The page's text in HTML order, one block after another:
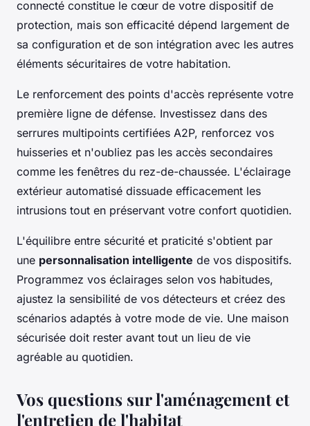
connecté constitue le cœur de votre dispositif de
protection, mais son efficacité dépend largement de
sa configuration et de son intégration avec les autres
éléments sécuritaires de votre habitation.
Le renforcement des points d'accès représente votre
première ligne de défense. Investissez dans des
serrures multipoints certifiées A2P, renforcez vos
huisseries et n'oubliez pas les accès secondaires
comme les fenêtres du rez-de-chaussée. L'éclairage
extérieur automatisé dissuade efficacement les
intrusions tout en préservant votre confort quotidien.
L'équilibre entre sécurité et praticité s'obtient par
une personnalisation intelligente de vos dispositifs.
Programmez vos éclairages selon vos habitudes,
ajustez la sensibilité de vos détecteurs et créez des
scénarios adaptés à votre mode de vie. Une maison
sécurisée doit rester avant tout un lieu de vie
agréable au quotidien.
Vos questions sur l'aménagement et
l'entretien de l'habitat